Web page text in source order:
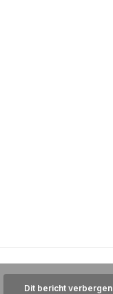
Dit bericht verbergen